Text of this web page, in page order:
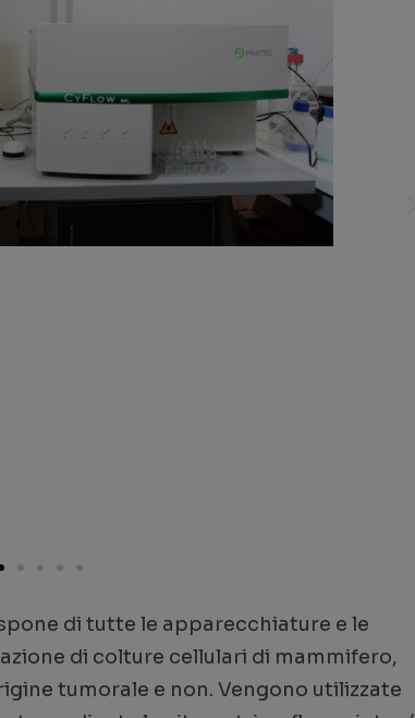
di tutte le apparecchiature e le
di colture cellulari di mammifero,
tumorale e non. Vengono utilizzate